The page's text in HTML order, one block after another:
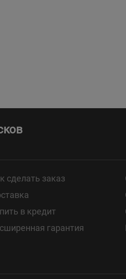
сделать заказ
в кредит
гарантия